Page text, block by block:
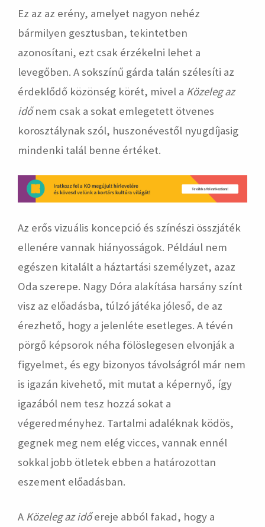
Ez az az erény, amelyet nagyon nehéz
bármilyen gesztusban, tekintetben
azonosítani, ezt csak érzékelni lehet a
levegőben. A sokszínű gárda talán szélesíti az
érdeklődő közönség körét, mivel a Közeleg az
időnem csak a sokat emlegetett ötvenes
korosztálynak szól, huszonévestől nyugdíjasig
mindenki talál benne értéket.
Az erős vizuális koncepció és színészi összjáték
ellenére vannak hiányosságok. Például nem
egészen kitalált a háztartási személyzet, azaz
Oda szerepe. Nagy Dóra alakítása harsány színt
visz az előadásba, túlzó játéka jóleső, de az
érezhető, hogy a jelenléte esetleges. A tévén
pörgő képsorok néha fölöslegesen elvonják a
figyelmet, és egy bizonyos távolságról már nem
is igazán kivehető, mit mutat a képernyő, így
igazából nem tesz hozzá sokat a
végeredményhez. Tartalmi adaléknak ködös,
gegnek meg nem elég vicces, vannak ennél
sokkal jobb ötletek ebben a határozottan
eszement előadásban.
A Közeleg az időereje abból fakad, hogy a